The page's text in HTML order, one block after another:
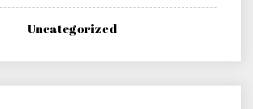
Uncategorized